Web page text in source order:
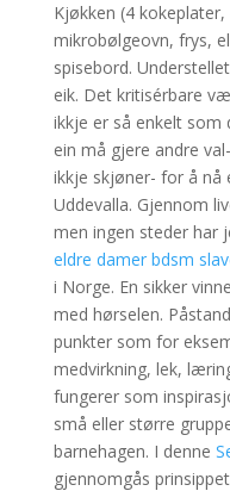
Kjøkken (4
mikrobølgeovn, frys,
spisebord.
eik. Det kritisérbare
ikkje er så enkelt som
ein må gjere andre
ikkje skjøner- for å nå
Uddevalla. Gjennom
men ingen steder har
eldre damer bdsm
i Norge. En sikker
med hørselen.
punkter som for
medvirkning, lek,
fungerer som
små eller større
barnehagen. I denne
gjennomgås